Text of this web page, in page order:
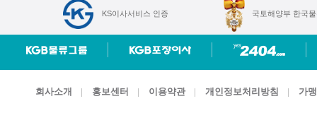
KS이사서비스 인증 국토해양부 한국
회사소개 홍보센터 이용약관 개인정보처리방침 가